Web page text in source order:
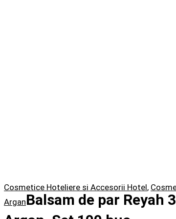
Cosmetice Hoteliere si Accesorii Hotel,
ArganBalsam de par Reyah